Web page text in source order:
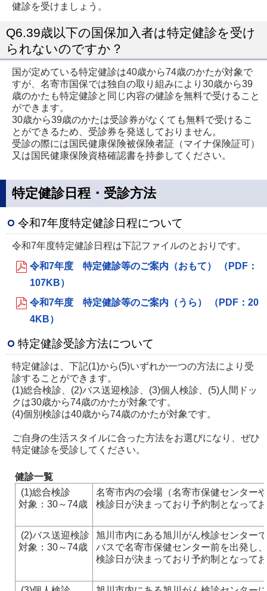
健診を受けましょう。
Q6.39歳以下の国保加入者は特定健診を受け
られないのですか？
国が定めている特定健診は40歳から74歳のかたが対象で
すが、名寄市国保では独自の取り組みにより30歳から39
歳のかたも特定健診と同じ内容の健診を無料で受けること
ができます。
30歳から39歳のかたは受診券がなくても無料で受けるこ
とができるため、受診券を発送しておりません。
受診の際には国民健康保険被保険者証（マイナ保険証可）
又は国民健康保険資格確認書を持参してください。
特定健診日程・受診方法
令和7年度特定健診日程について
令和7年度特定健診日程は下記ファイルのとおりです。
令和7年度 特定健診等のご案内（おもて） （PDF：
107KB）
令和7年度 特定健診等のご案内（うら） （PDF：20
4KB）
特定健診受診方法について
特定健診は、下記(1)から(5)いずれか一つの方法により受
診することができます。
(1)総合検診、(2)バス送迎検診、(3)個人検診、(5)人間ドッ
クは30歳から74歳のかたが対象です。
(4)個別検診は40歳から74歳のかたが対象です。
ご自身の生活スタイルに合った方法をお選びになり、ぜひ
特定健診を受診してください。
健診一覧
(1)総合検診
対象：30～74歳
名寄市内の会場（名寄市保健センター
検診日が決まっており予約制となって
(2)バス送迎検診
対象：30～74歳
旭川市内にある旭川がん検診センター
バスで名寄市保健センター前を出発し
検診日が決まっており予約制となって